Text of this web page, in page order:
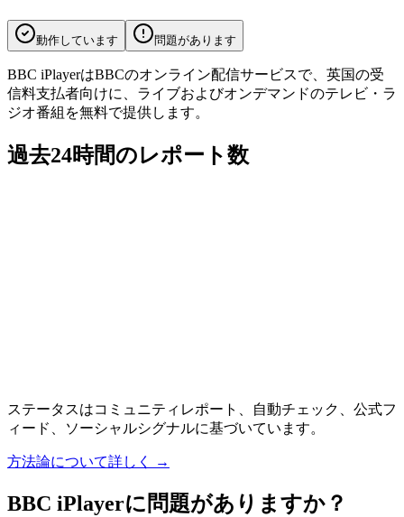
動作しています 問題があります
BBC iPlayerはBBCのオンライン配信サービスで、英国の受
信料支払者向けに、ライブおよびオンデマンドのテレビ・ラ
ジオ番組を無料で提供します。
過去24時間のレポート数
ステータスはコミュニティレポート、自動チェック、公式フ
ィード、ソーシャルシグナルに基づいています。
方法論について詳しく →
BBC iPlayerに問題がありますか？